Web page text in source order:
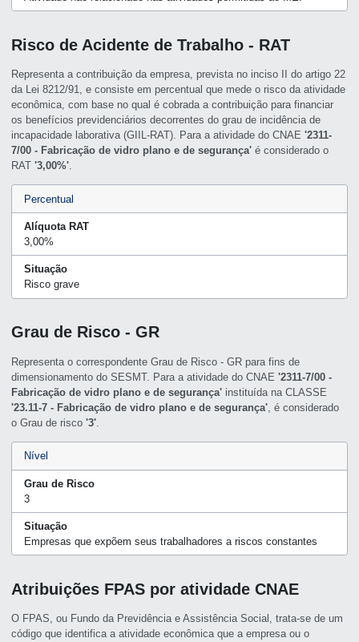
Risco de Acidente de Trabalho - RAT
Representa a contribuição da empresa, prevista no inciso II do artigo 22
da Lei 8212/91, e consiste em percentual que mede o risco da atividade
econômica, com base no qual é cobrada a contribuição para financiar
os benefícios previdenciários decorrentes do grau de incidência de
incapacidade laborativa (GIIL-RAT). Para a atividade do CNAE'2311-
7/00 - Fabricação de vidro plano e de segurança' é considerado o
RAT'3,00%'.
Percentual
Alíquota RAT
3,00%
Situação
Risco grave
Grau de Risco - GR
Representa o correspondente Grau de Risco - GR para fins de
dimensionamento do SESMT. Para a atividade do CNAE'2311-7/00 -
Fabricação de vidro plano e de segurança' instituída na CLASSE
'23.11-7 - Fabricação de vidro plano e de segurança' , é considerado
o Grau de risco'3'
Nível
Grau de Risco
3
Situação
Empresas que expõem seus trabalhadores a riscos constantes
Atribuições FPAS por atividade CNAE
O FPAS, ou Fundo da Previdência e Assistência Social, trata-se de um
código que identifica a atividade econômica que a empresa ou o